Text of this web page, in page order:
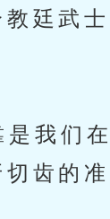
廷武
我们在
齿的